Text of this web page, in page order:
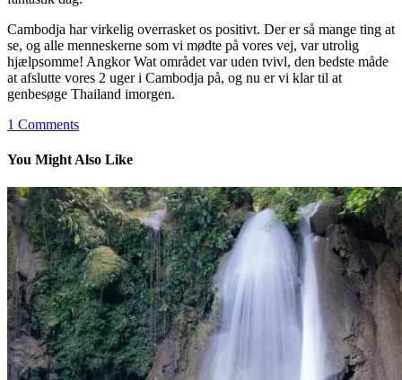
Cambodja har virkelig overrasket os positivt. Der er så mange ting at
se, og alle menneskerne som vi mødte på vores vej, var utrolig
hjælpsomme! Angkor Wat området var uden tvivl, den bedste måde
at afslutte vores 2 uger i Cambodja på, og nu er vi klar til at
genbesøge Thailand imorgen.
1 Comments
You Might Also Like